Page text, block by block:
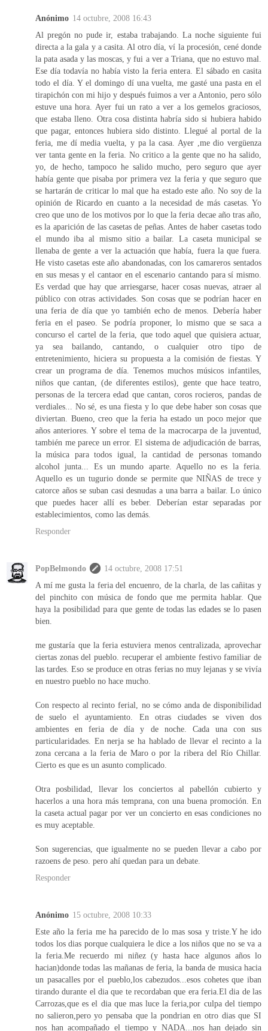
Anónimo 14 octubre, 2008 16:43
Al pregón no pude ir, estaba trabajando. La noche siguiente fui
directa a la gala y a casita. Al otro día, ví la procesión, cené donde
la pata asada y las moscas, y fui a ver a Triana, que no estuvo mal.
Ese día todavía no había visto la feria entera. El sábado en casita
todo el día. Y el domingo dí una vuelta, me gasté una pasta en el
tirapichón con mi hijo y después fuimos a ver a Antonio, pero sólo
estuve una hora. Ayer fui un rato a ver a los gemelos graciosos,
que estaba lleno. Otra cosa distinta habría sido si hubiera habido
que pagar, entonces hubiera sido distinto. Llegué al portal de la
feria, me dí media vuelta, y pa la casa. Ayer ,me dio vergüenza
ver tanta gente en la feria. No critico a la gente que no ha salido,
yo, de hecho, tampoco he salido mucho, pero seguro que ayer
había gente que pisaba por primera vez la feria y que seguro que
se hartarán de criticar lo mal que ha estado este año. No soy de la
opinión de Ricardo en cuanto a la necesidad de más casetas. Yo
creo que uno de los motivos por lo que la feria decae año tras año,
es la aparición de las casetas de peñas. Antes de haber casetas todo
el mundo iba al mismo sitio a bailar. La caseta municipal se
llenaba de gente a ver la actuación que había, fuera la que fuera.
He visto casetas este año abandonadas, con los camareros sentados
en sus mesas y el cantaor en el escenario cantando para sí mismo.
Es verdad que hay que arriesgarse, hacer cosas nuevas, atraer al
público con otras actividades. Son cosas que se podrían hacer en
una feria de día que yo también echo de menos. Debería haber
feria en el paseo. Se podría proponer, lo mismo que se saca a
concurso el cartel de la feria, que todo aquel que quisiera actuar,
ya sea bailando, cantando, o cualquier otro tipo de
entretenimiento, hiciera su propuesta a la comisión de fiestas. Y
crear un programa de día. Tenemos muchos músicos infantiles,
niños que cantan, (de diferentes estilos), gente que hace teatro,
personas de la tercera edad que cantan, coros rocieros, pandas de
verdiales... No sé, es una fiesta y lo que debe haber son cosas que
diviertan. Bueno, creo que la feria ha estado un poco mejor que
años anteriores. Y sobre el tema de la macrocarpa de la juventud,
también me parece un error. El sistema de adjudicación de barras,
la música para todos igual, la cantidad de personas tomando
alcohol junta... Es un mundo aparte. Aquello no es la feria.
Aquello es un tugurio donde se permite que NIÑAS de trece y
catorce años se suban casi desnudas a una barra a bailar. Lo único
que puedes hacer allí es beber. Deberían estar separadas por
establecimientos, como las demás.
Responder
PopBelmondo
14 octubre, 2008 17:51
A mí me gusta la feria del encuenro, de la charla, de las cañitas y
del pinchito con música de fondo que me permita hablar. Que
haya la posibilidad para que gente de todas las edades se lo pasen
bien.
me gustaría que la feria estuviera menos centralizada, aprovechar
ciertas zonas del pueblo. recuperar el ambiente festivo familiar de
las tardes. Eso se produce en otras ferias no muy lejanas y se vivía
en nuestro pueblo no hace mucho.
Con respecto al recinto ferial, no se cómo anda de disponibilidad
de suelo el ayuntamiento. En otras ciudades se viven dos
ambientes en feria de día y de noche. Cada una con sus
particularidades. En nerja se ha hablado de llevar el recinto a la
zona cercana a la feria de Maro o por la ribera del Río Chillar.
Cierto es que es un asunto complicado.
Otra posbilidad, llevar los conciertos al pabellón cubierto y
hacerlos a una hora más temprana, con una buena promoción. En
la caseta actual pagar por ver un concierto en esas condiciones no
es muy aceptable.
Son sugerencias, que igualmente no se pueden llevar a cabo por
razoens de peso. pero ahí quedan para un debate.
Responder
Anónimo 15 octubre, 2008 10:33
Este año la feria me ha parecido de lo mas sosa y triste.Y he ido
todos los dias porque cualquiera le dice a los niños que no se va a
la feria.Me recuerdo mi niñez (y hasta hace algunos años lo
hacian)donde todas las mañanas de feria, la banda de musica hacia
un pasacalles por el pueblo,los cabezudos...esos cohetes que iban
tirando durante el dia que te recordaban que era feria.El dia de las
Carrozas,que es el dia que mas luce la feria,por culpa del tiempo
no salieron,pero yo pensaba que la pondrian en otro dias que SI
nos han acompañado el tiempo y NADA...nos han dejado sin